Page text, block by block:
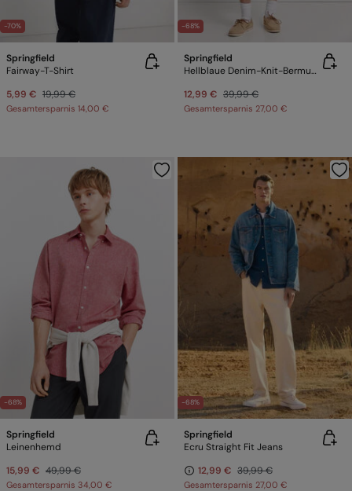
-70%
Springfield
Fairway-T-Shirt
5,99 € 19,99 €
Gesamtersparnis 14,00 €
-68%
Springfield
Hellblaue Denim-Knit-Bermudas
12,99 € 39,99 €
Gesamtersparnis 27,00 €
-68%
Springfield
Leinenhemd
15,99 € 49,99 €
Gesamtersparnis 34,00 €
-68%
Springfield
Ecru Straight Fit Jeans
12,99 € 39,99 €
Gesamtersparnis 27,00 €